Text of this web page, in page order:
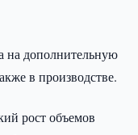
на дополнительную
в производстве.
рост объемов